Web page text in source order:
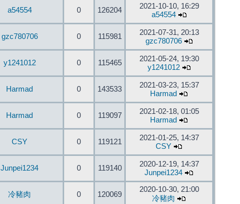
a54554 0 126204
2021-10-10, 16:29
a54554
gzc780706 0 115981
2021-07-31, 20:13
gzc780706
y1241012 0 115465
2021-05-24, 19:30
y1241012
Harmad 0 143533
2021-03-23, 15:37
Harmad
Harmad 0 119097
2021-02-18, 01:05
Harmad
CSY 0 119121
2021-01-25, 14:37
CSY
Junpei1234 0 119140
2020-12-19, 14:37
Junpei1234
冷豬肉 0 120069
2020-10-30, 21:00
冷豬肉